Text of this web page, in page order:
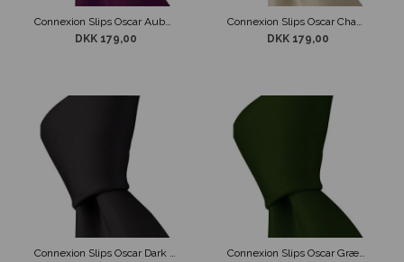
Connexion Slips Oscar Aubergine 5cm
DKK 179,00
Connexion Slips Oscar Champagne 5 cm
DKK 179,00
Connexion Slips Oscar Græs Grøn 5 cm